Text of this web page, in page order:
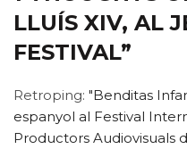
LLUÍS XIV, AL
FESTIVAL”
Retroping: "Benditas
espanyol al Festival
Productors Audiovisuals